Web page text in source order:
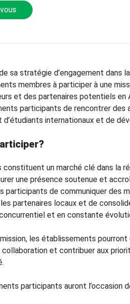
sa stratégie d’engagement dans
membres à participer à une
et des partenaires potentiels en
participants de rencontrer
internationaux et de
constituent un marché clé dans la
une présence soutenue et
participants de communiquer des
partenaires locaux et de
et en constante
les établissements
et contribuer aux
participants auront l’occasion